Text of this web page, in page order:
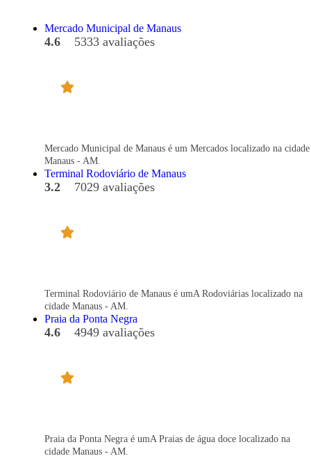
Mercado Municipal de Manaus
4.6 5333 avaliações
Mercado Municipal de Manaus é um Mercados localizado na cidade
Manaus - AM.
Terminal Rodoviário de Manaus
3.2 7029 avaliações
Terminal Rodoviário de Manaus é umA Rodoviárias localizado na
cidade Manaus - AM.
Praia da Ponta Negra
4.6 4949 avaliações
Praia da Ponta Negra é umA Praias de água doce localizado na
cidade Manaus - AM.